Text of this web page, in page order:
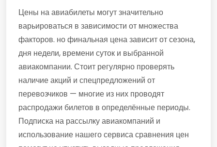
Цены на авиабилеты могут значительно
варьироваться в зависимости от множества
факторов. но финальная цена зависит от сезона,
дня недели, времени суток и выбранной
авиакомпании. Стоит регулярно проверять
наличие акций и спецпредложений от
перевозчиков — многие из них проводят
распродажи билетов в определённые периоды.
Подписка на рассылку авиакомпаний и
использование нашего сервиса сравнения цен